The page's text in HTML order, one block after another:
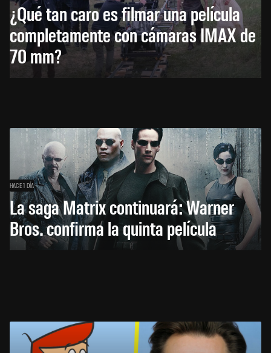
¿Qué tan caro es filmar una película
completamente con cámaras IMAX de
70 mm?
HACE 1 DÍA
La saga Matrix continuará: Warner
Bros. confirma la quinta película